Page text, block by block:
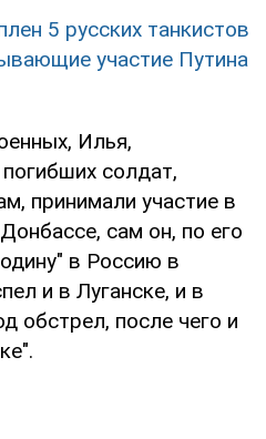
5 русских танкистов
участие Путина
Илья,
солдат,
принимали участие в
сам он, по его
в Россию в
и в Луганске, и в
обстрел, после чего и